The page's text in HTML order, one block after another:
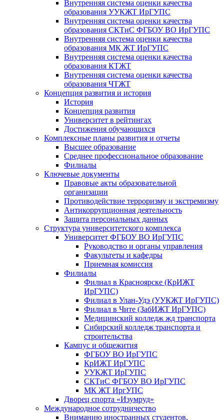
Внутренняя система оценки качества
образования УУКЖТ ИрГУПС
Внутренняя система оценки качества
образования СКТиС ФГБОУ ВО ИрГУПС
Внутренняя система оценки качества
образования МК ЖТ ИрГУПС
Внутренняя система оценки качества
образования КТЖТ
Внутренняя система оценки качества
образования ЧТЖТ
Концепция развития и история
История
Концепция развития
Университет в рейтингах
Достижения обучающихся
Комплексные планы развития и отчеты
Высшее образование
Среднее профессиональное образование
Филиалы
Ключевые документы
Правовые акты образовательной
организации
Противодействие терроризму и экстремизму
Антикоррупционная деятельность
Защита персональных данных
Структура университетского комплекса
Университет ФГБОУ ВО ИрГУПС
Руководство и органы управления
Факультеты и кафедры
Приемная комиссия
Филиалы
Филиал в Красноярске (КрИЖТ
ИрГУПС)
Филиал в Улан-Удэ (УУКЖТ ИрГУПС)
Филиал в Чите (ЗабИЖТ ИрГУПС)
Медицинский колледж жд транспорта
Сибирский колледж транспорта и
строительства
Кампус и общежития
ФГБОУ ВО ИрГУПС
КрИЖТ ИрГУПС
УУКЖТ ИрГУПС
СКТиС ФГБОУ ВО ИрГУПС
МК ЖТ ИргУПС
Дворец спорта «Изумруд»
Международное сотрудничество
Вниманию иностранных студентов,